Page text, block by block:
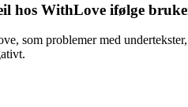
hos WithLove ifølge
som problemer med